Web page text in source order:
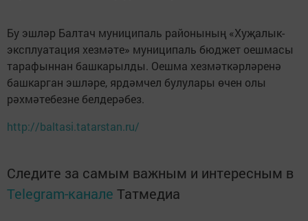
Бу эшләр Балтач муниципаль районының «Хуҗалык-
эксплуатация хезмәте» муниципаль бюджет оешмасы
тарафыннан башкарылды. Оешма хезмәткәрләренә
башкарган эшләре, ярдәмчел булулары өчен олы
рәхмәтебезне белдерәбез.
http://baltasi.tatarstan.ru/
Следите за самым важным и интересным в
Telegram-канале Татмедиа